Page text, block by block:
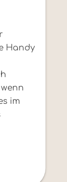
Handy
im